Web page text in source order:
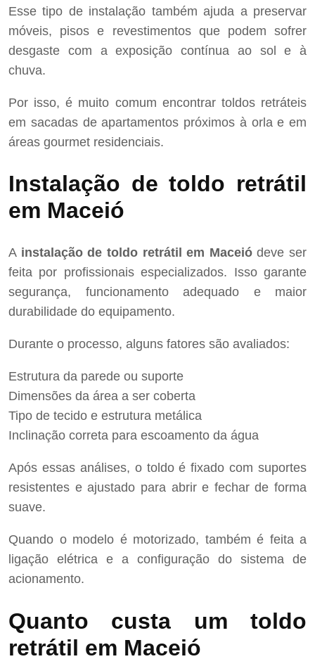
Esse tipo de instalação também ajuda a preservar
móveis, pisos e revestimentos que podem sofrer
desgaste com a exposição contínua ao sol e à
chuva.
Por isso, é muito comum encontrar toldos retráteis
em sacadas de apartamentos próximos à orla e em
áreas gourmet residenciais.
Instalação de toldo retrátil
em Maceió
A instalação de toldo retrátil em Maceiódeve ser
feita por profissionais especializados. Isso garante
segurança, funcionamento adequado e maior
durabilidade do equipamento.
Durante o processo, alguns fatores são avaliados:
Estrutura da parede ou suporte
Dimensões da área a ser coberta
Tipo de tecido e estrutura metálica
Inclinação correta para escoamento da água
Após essas análises, o toldo é fixado com suportes
resistentes e ajustado para abrir e fechar de forma
suave.
Quando o modelo é motorizado, também é feita a
ligação elétrica e a configuração do sistema de
acionamento.
Quanto custa um toldo
retrátil em Maceió